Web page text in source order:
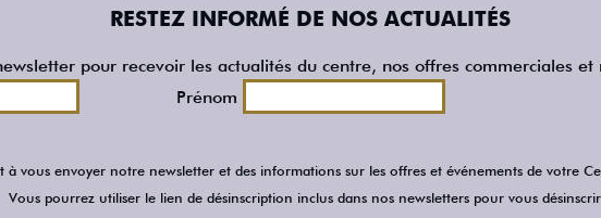
RESTEZ INFORMÉ DE NOS ACTUALITÉS
pour recevoir les actualités du centre, nos offres commerciales et
Prénom
vous envoyer notre newsletter et des informations sur les offres et événements de votre
Vous pourrez utiliser le lien de désinscription inclus dans nos newsletters pour vous